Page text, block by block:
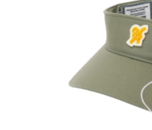
オンライ